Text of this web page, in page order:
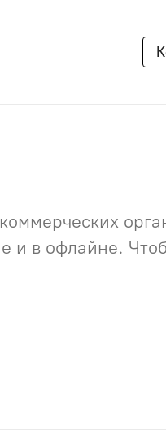
и в офлайне.